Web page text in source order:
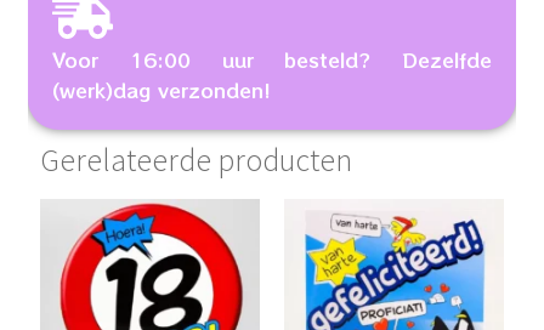
Voor 16:00 uur besteld? Dezelfde
(werk)dag verzonden!
Gerelateerde producten